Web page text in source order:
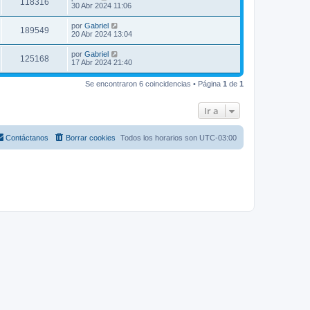
118316
30 Abr 2024 11:06
189549 por Gabriel
20 Abr 2024 13:04
125168 por Gabriel
17 Abr 2024 21:40
Se encontraron 6 coincidencias • Página 1 de 1
Ir a
Todos los horarios son UTC-03:00
Borrar cookies
Contáctanos